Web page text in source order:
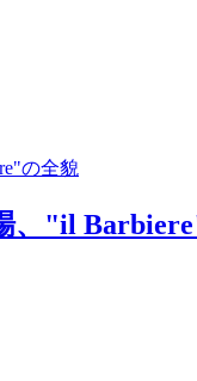
の全貌
、"il